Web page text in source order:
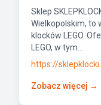
Sklep
Wielkopolskim, to
klocków LEGO.
LEGO, w tym...
https://
Zobacz więcej →